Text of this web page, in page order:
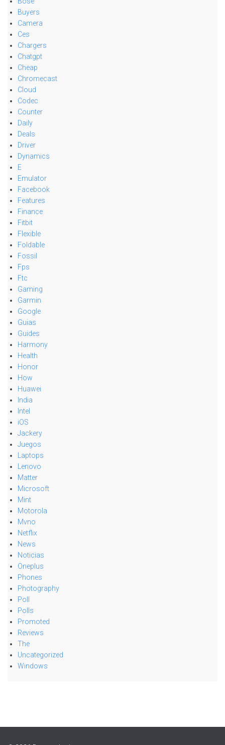
Buyers
Camera
Ces
Chargers
Chatgpt
Cheap
Chromecast
Cloud
Codec
Counter
Daily
Deals
Driver
Dynamics
E
Emulator
Facebook
Features
Finance
Fitbit
Flexible
Foldable
Fossil
Fps
Ftc
Gaming
Garmin
Google
Guias
Guides
Harmony
Health
Honor
How
Huawei
India
Intel
iOS
Jackery
Juegos
Laptops
Lenovo
Matter
Microsoft
Mint
Motorola
Mvno
Netflix
News
Noticias
Oneplus
Phones
Photography
Poll
Polls
Promoted
Reviews
The
Uncategorized
Windows